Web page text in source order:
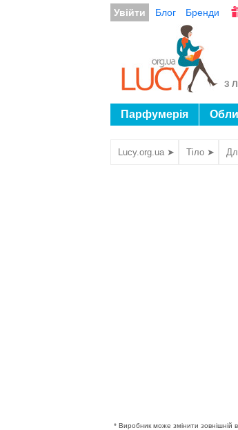
Увійти Блог Бренди
З
Парфумерія
Lucy.org.ua ➤ Тіло ➤
* Виробник може змінити зовнішній